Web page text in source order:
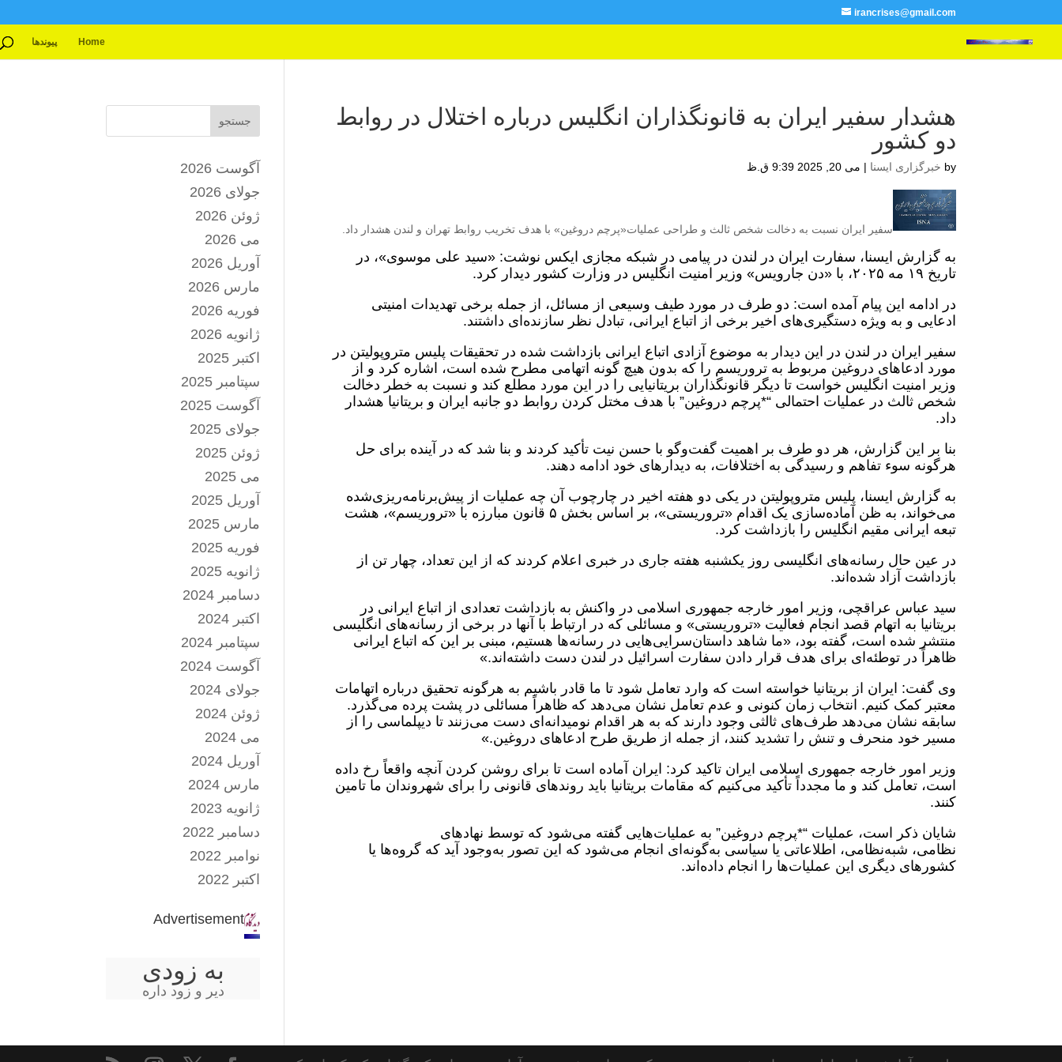
irancrises@gmail.com
Home پیوندها
هشدار سفیر ایران به قانونگذاران انگلیس درباره اختلال در روابط
دو کشور
by خبرگزاری ایسنا | می 20, 2025 9:39 ق.ظ
سفیر ایران نسبت به دخالت شخص ثالث و طراحی عملیات«پرچم دروغین» با هدف تخریب روابط تهران و لندن هشدار داد.
به گزارش ایسنا، سفارت ایران در لندن در پیامی در شبکه مجازی ایکس نوشت: «سید علی موسوی»، در
تاریخ ۱۹ مه ۲۰۲۵، با «دن جارویس» وزیر امنیت انگلیس در وزارت کشور دیدار کرد.
در ادامه این پیام آمده است: دو طرف در مورد طیف وسیعی از مسائل، از جمله برخی تهدیدات امنیتی
ادعایی و به ویژه دستگیری‌های اخیر برخی از اتباع ایرانی، تبادل نظر سازنده‌ای داشتند.
سفیر ایران در لندن در این دیدار به موضوع آزادی اتباع ایرانی بازداشت شده در تحقیقات پلیس متروپولیتن در
مورد ادعاهای دروغین مربوط به تروریسم را که بدون هیچ گونه اتهامی مطرح شده است، اشاره کرد و از
وزیر امنیت انگلیس خواست تا دیگر قانونگذاران بریتانیایی را در این مورد مطلع کند و نسبت به خطر دخالت
شخص ثالث در عملیات احتمالی “*پرچم دروغین” با هدف مختل کردن روابط دو جانبه ایران و بریتانیا هشدار
داد.
بنا بر این گزارش، هر دو طرف بر اهمیت گفت‌وگو با حسن نیت تأکید کردند و بنا شد که در آینده برای حل
هرگونه سوء تفاهم و رسیدگی به اختلافات، به دیدارهای خود ادامه دهند.
به گزارش ایسنا، پلیس متروپولیتن در یکی دو هفته اخیر در چارچوب آن چه عملیات از پیش‌برنامه‌ریزی‌شده
می‌خواند، به ظن آماده‌سازی یک اقدام «تروریستی»، بر اساس بخش ۵ قانون مبارزه با «تروریسم»، هشت
تبعه ایرانی مقیم انگلیس را بازداشت کرد.
در عین حال رسانه‌های انگلیسی روز یکشنبه هفته جاری در خبری اعلام کردند که از این تعداد، چهار تن از
بازداشت آزاد شده‌اند.
سید عباس عراقچی، وزیر امور خارجه جمهوری اسلامی در واکنش به بازداشت تعدادی از اتباع ایرانی در
بریتانیا به اتهام قصد انجام فعالیت «تروریستی» و مسائلی که در ارتباط با آنها در برخی از رسانه‌های انگلیسی
منتشر شده است، گفته بود، «ما شاهد داستان‌سرایی‌هایی در رسانه‌ها هستیم، مبنی بر این که اتباع ایرانی
ظاهراً در توطئه‌ای برای هدف قرار دادن سفارت اسرائیل در لندن دست داشته‌اند.»
وی گفت: ایران از بریتانیا خواسته است که وارد تعامل شود تا ما قادر باشیم به هرگونه تحقیق درباره اتهامات
معتبر کمک کنیم. انتخاب زمان کنونی و عدم تعامل نشان می‌دهد که ظاهراً مسائلی در پشت پرده می‌گذرد.
سابقه نشان می‌دهد طرف‌های ثالثی وجود دارند که به هر اقدام نومیدانه‌ای دست می‌زنند تا دیپلماسی را از
مسیر خود منحرف و تنش را تشدید کنند، از جمله از طریق طرح ادعاهای دروغین.»
وزیر امور خارجه جمهوری اسلامی ایران تاکید کرد: ایران آماده است تا برای روشن کردن آنچه واقعاً رخ داده
است، تعامل کند و ما مجدداً تأکید می‌کنیم که مقامات بریتانیا باید روندهای قانونی را برای شهروندان ما تامین
کنند.
شایان ذکر است، عملیات “*پرچم دروغین” به عملیات‌هایی گفته می‌شود که توسط نهادهای
نظامی، شبه‌نظامی، اطلاعاتی یا سیاسی به‌گونه‌ای انجام می‌شود که این تصور به‌وجود آید که گروه‌ها یا
کشورهای دیگری این عملیات‌ها را انجام داده‌اند.
جستجو
آگوست 2026
جولای 2026
ژوئن 2026
می 2026
آوریل 2026
مارس 2026
فوریه 2026
ژانویه 2026
اکتبر 2025
سپتامبر 2025
آگوست 2025
جولای 2025
ژوئن 2025
می 2025
آوریل 2025
مارس 2025
فوریه 2025
ژانویه 2025
دسامبر 2024
اکتبر 2024
سپتامبر 2024
آگوست 2024
جولای 2024
ژوئن 2024
می 2024
آوریل 2024
مارس 2024
ژانویه 2023
دسامبر 2022
نوامبر 2022
اکتبر 2022
Advertisement
به زودی
دیر و زود داره